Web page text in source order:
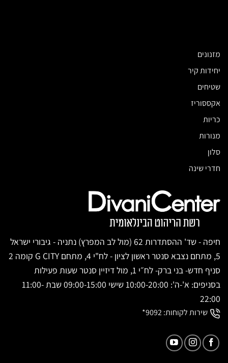
מזנונים
יחידות קיר
שטיחים
אקססוריז
כריות
מנורות
סלון
חדרי שינה
חיפה - שד' ההסתדרות 62 (מול לב המפרץ) נתניה - גיבורי ישראל
5, מתחם נצבא סנטר ראשון לציון - לח"י 4, מתחם G CITY קומה 2
סניף חדש- בני ברק- לח״י 1, מול דיזיין סנטר שעות פעילות
בסניפים: א'-ה': 10:00-20:00 שישי 09:00-15:00 שבת 11:00-
22:00
שירות לקוחות:9092*